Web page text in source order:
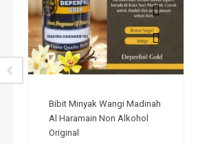
Bibit Minyak Wangi Madinah
Al Haramain Non Alkohol
Original